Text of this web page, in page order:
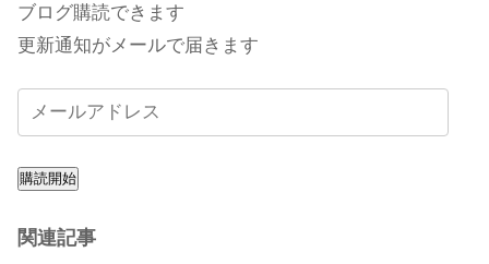
ブログ購読できます
更新通知がメールで届きます
購読開始
関連記事